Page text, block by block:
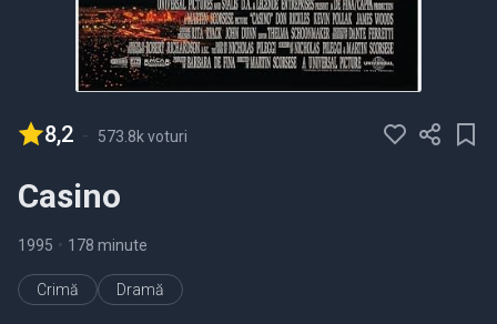
8,2 - 573.8k voturi
Casino
1995 • 178 minute
Crimă Dramă